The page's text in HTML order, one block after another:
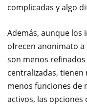
complicadas y algo
Además, aunque los
ofrecen anonimato
son menos
centralizadas, tienen
menos funciones de
activos, las opciones